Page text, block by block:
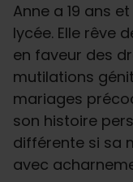
Anne a 19 ans
lycée. Elle rêve
en faveur des
mutilations
mariages
son histoire
différente si sa
avec